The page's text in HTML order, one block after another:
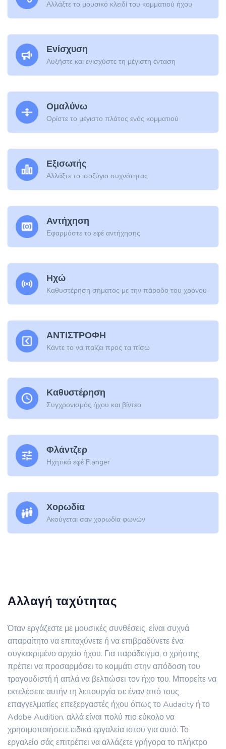
Αλλάξτε το μουσικό κλειδί του κομματιού ήχου
Ενίσχυση
Αυξήστε και ενισχύστε τη μέγιστη ένταση
Ομαλύνω
Ορίστε το μέγιστο πλάτος ενός κομματιού
Εξισωτής
Αλλάξτε το ισοζύγιο συχνότητας
Αντήχηση
Εφαρμόστε το εφέ αντήχησης
Ηχώ
Καθυστέρηση σήματος με την πάροδο του χρόνου
ΑΝΤΙΣΤΡΟΦΗ
Κάντε το να παίζει προς τα πίσω
Καθυστέρηση
Συγχρονισμός ήχου και βίντεο
Φλάντζερ
Ηχητικά εφέ Flanger
Χορωδία
Ακούγεται σαν χορωδία φωνών
Αλλαγή ταχύτητας
Όταν εργάζεστε με μουσικές συνθέσεις, είναι συχνά
απαραίτητο να επιταχύνετε ή να επιβραδύνετε ένα
συγκεκριμένο αρχείο ήχου. Για παράδειγμα, ο χρήστης
πρέπει να προσαρμόσει το κομμάτι στην απόδοση του
τραγουδιστή ή απλά να βελτιώσει τον ήχο του. Μπορείτε να
εκτελέσετε αυτήν τη λειτουργία σε έναν από τους
επαγγελματίες επεξεργαστές ήχου όπως το Audacity ή το
Adobe Audition, αλλά είναι πολύ πιο εύκολο να
χρησιμοποιήσετε ειδικά εργαλεία ιστού για αυτό. Το
εργαλείο σάς επιτρέπει να αλλάζετε γρήγορα το πλήκτρο